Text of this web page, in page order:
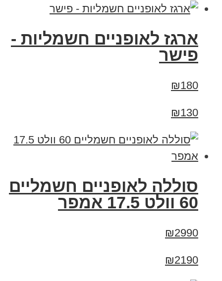
ארגז לאופניים חשמליות -
פישר
₪180
₪130
סוללה לאופניים חשמליים
60 וולט 17.5 אמפר
₪2990
₪2190